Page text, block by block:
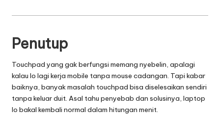
Penutup
Touchpad yang gak berfungsi memang nyebelin, apalagi
kalau lo lagi kerja mobile tanpa mouse cadangan. Tapi kabar
baiknya, banyak masalah touchpad bisa diselesaikan sendiri
tanpa keluar duit. Asal tahu penyebab dan solusinya, laptop
lo bakal kembali normal dalam hitungan menit.